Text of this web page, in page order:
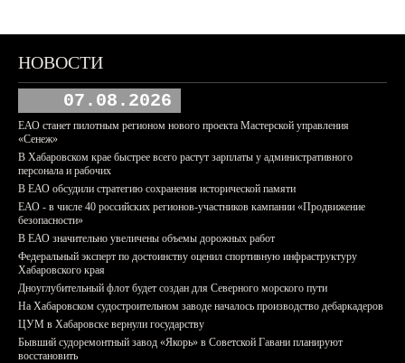
НОВОСТИ
07.08.2026
ЕАО станет пилотным регионом нового проекта Мастерской управления
«Сенеж»
В Хабаровском крае быстрее всего растут зарплаты у административного
персонала и рабочих
В ЕАО обсудили стратегию сохранения исторической памяти
ЕАО - в числе 40 российских регионов-участников кампании «Продвижение
безопасности»
В ЕАО значительно увеличены объемы дорожных работ
Федеральный эксперт по достоинству оценил спортивную инфраструктуру
Хабаровского края
Дноуглубительный флот будет создан для Северного морского пути
На Хабаровском судостроительном заводе началось производство дебаркадеров
ЦУМ в Хабаровске вернули государству
Бывший судоремонтный завод «Якорь» в Советской Гавани планируют
восстановить